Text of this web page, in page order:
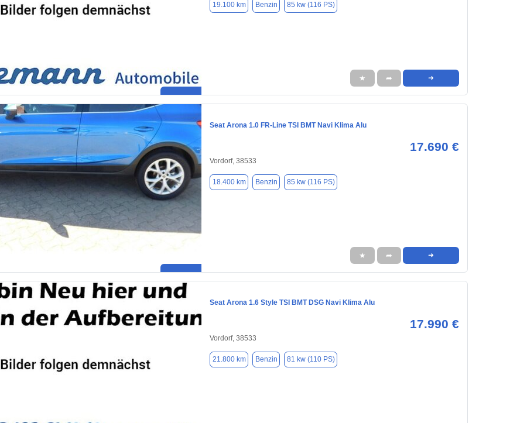
19.100 km Benzin 85 kw (116 PS)
★ ➦ ➜
Seat Arona 1.0 FR-Line TSI BMT Navi Klima Alu
17.690 €
Vordorf, 38533
18.400 km Benzin 85 kw (116 PS)
★ ➦ ➜
Seat Arona 1.6 Style TSI BMT DSG Navi Klima Alu
17.990 €
Vordorf, 38533
21.800 km Benzin 81 kw (110 PS)